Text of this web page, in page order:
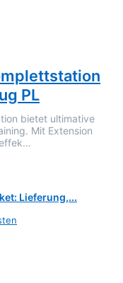
noch keine
PL
bietet ultimative
Mit Extension
Lieferung,...